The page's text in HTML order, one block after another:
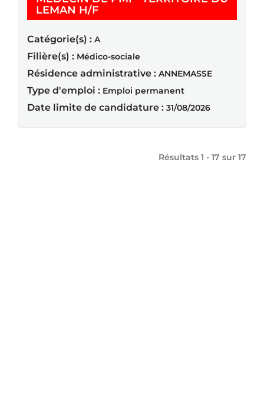
LEMAN H/F(Nouvelle fenêtre)
Catégorie(s) : A
Filière(s) : Médico-sociale
Résidence administrative : ANNEMASSE
Type d'emploi : Emploi permanent
Date limite de candidature : 31/08/2026
Résultats 1 - 17 sur 17